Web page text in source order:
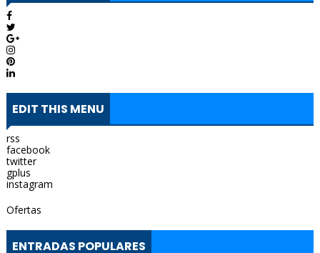
EDIT THIS MENU
rss
facebook
twitter
gplus
instagram
Ofertas
ENTRADAS POPULARES